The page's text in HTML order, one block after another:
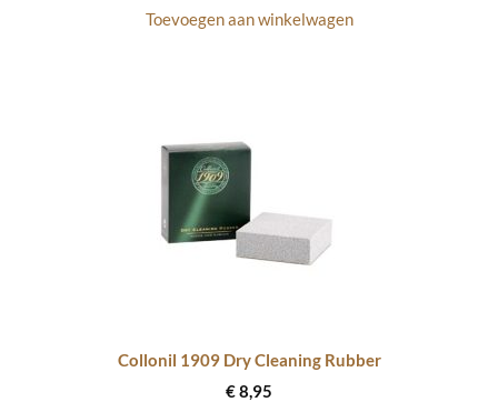
Toevoegen aan winkelwagen
Collonil 1909 Dry Cleaning Rubber
€8,95